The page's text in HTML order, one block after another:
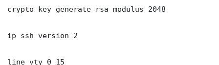
crypto key generate rsa modulus 2048
ip ssh version 2
line vty 0 15